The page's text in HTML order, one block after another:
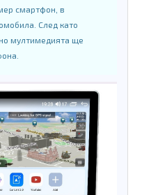
смартфон, в
След като
мултимедията ще